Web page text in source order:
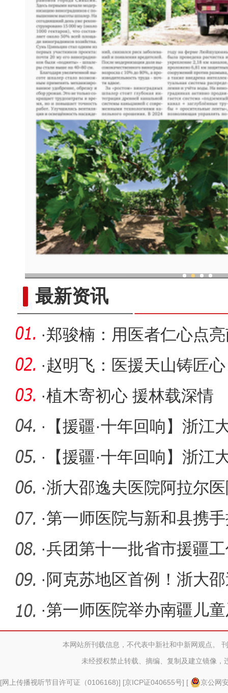
最新资讯
·郑骏楠：用医者仁心点亮
·赵明飞：医援天山铸匠
·植木寄初心 援林载深情
·
【援疆·十年回响】浙江
式”援疆
·
【援疆·十年回响】浙江
式”援疆
·浙大邵逸夫医院阿拉尔
动奖状
·第一师医院与新和县携
融合
·兵团第十一批省市援疆
行 马涛代
· 阿克苏地区首例！浙大
院成功开
·第一师医院举办南疆儿
治新进展
本网站所刊载信息，不代表中新社和中新网观点。
未经授权禁止转载、摘编、复制及建立镜像，
[网上传播视听节目许可证（0106168)] [京ICP证040655号] [ 京公网